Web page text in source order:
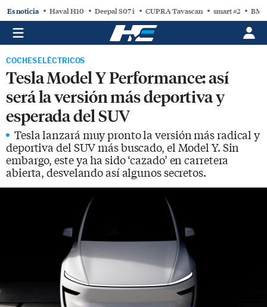
Es noticia Haval H10 Deepal S07 i CUPRA Tavascan smart #2
COCHES ELÉCTRICOS
Tesla Model Y Performance: así
será la versión más deportiva y
esperada del SUV
Tesla lanzará muy pronto la versión más radical y
deportiva del SUV más buscado, el Model Y. Sin
embargo, este ya ha sido ‘cazado’ en carretera
abierta, desvelando así algunos secretos.